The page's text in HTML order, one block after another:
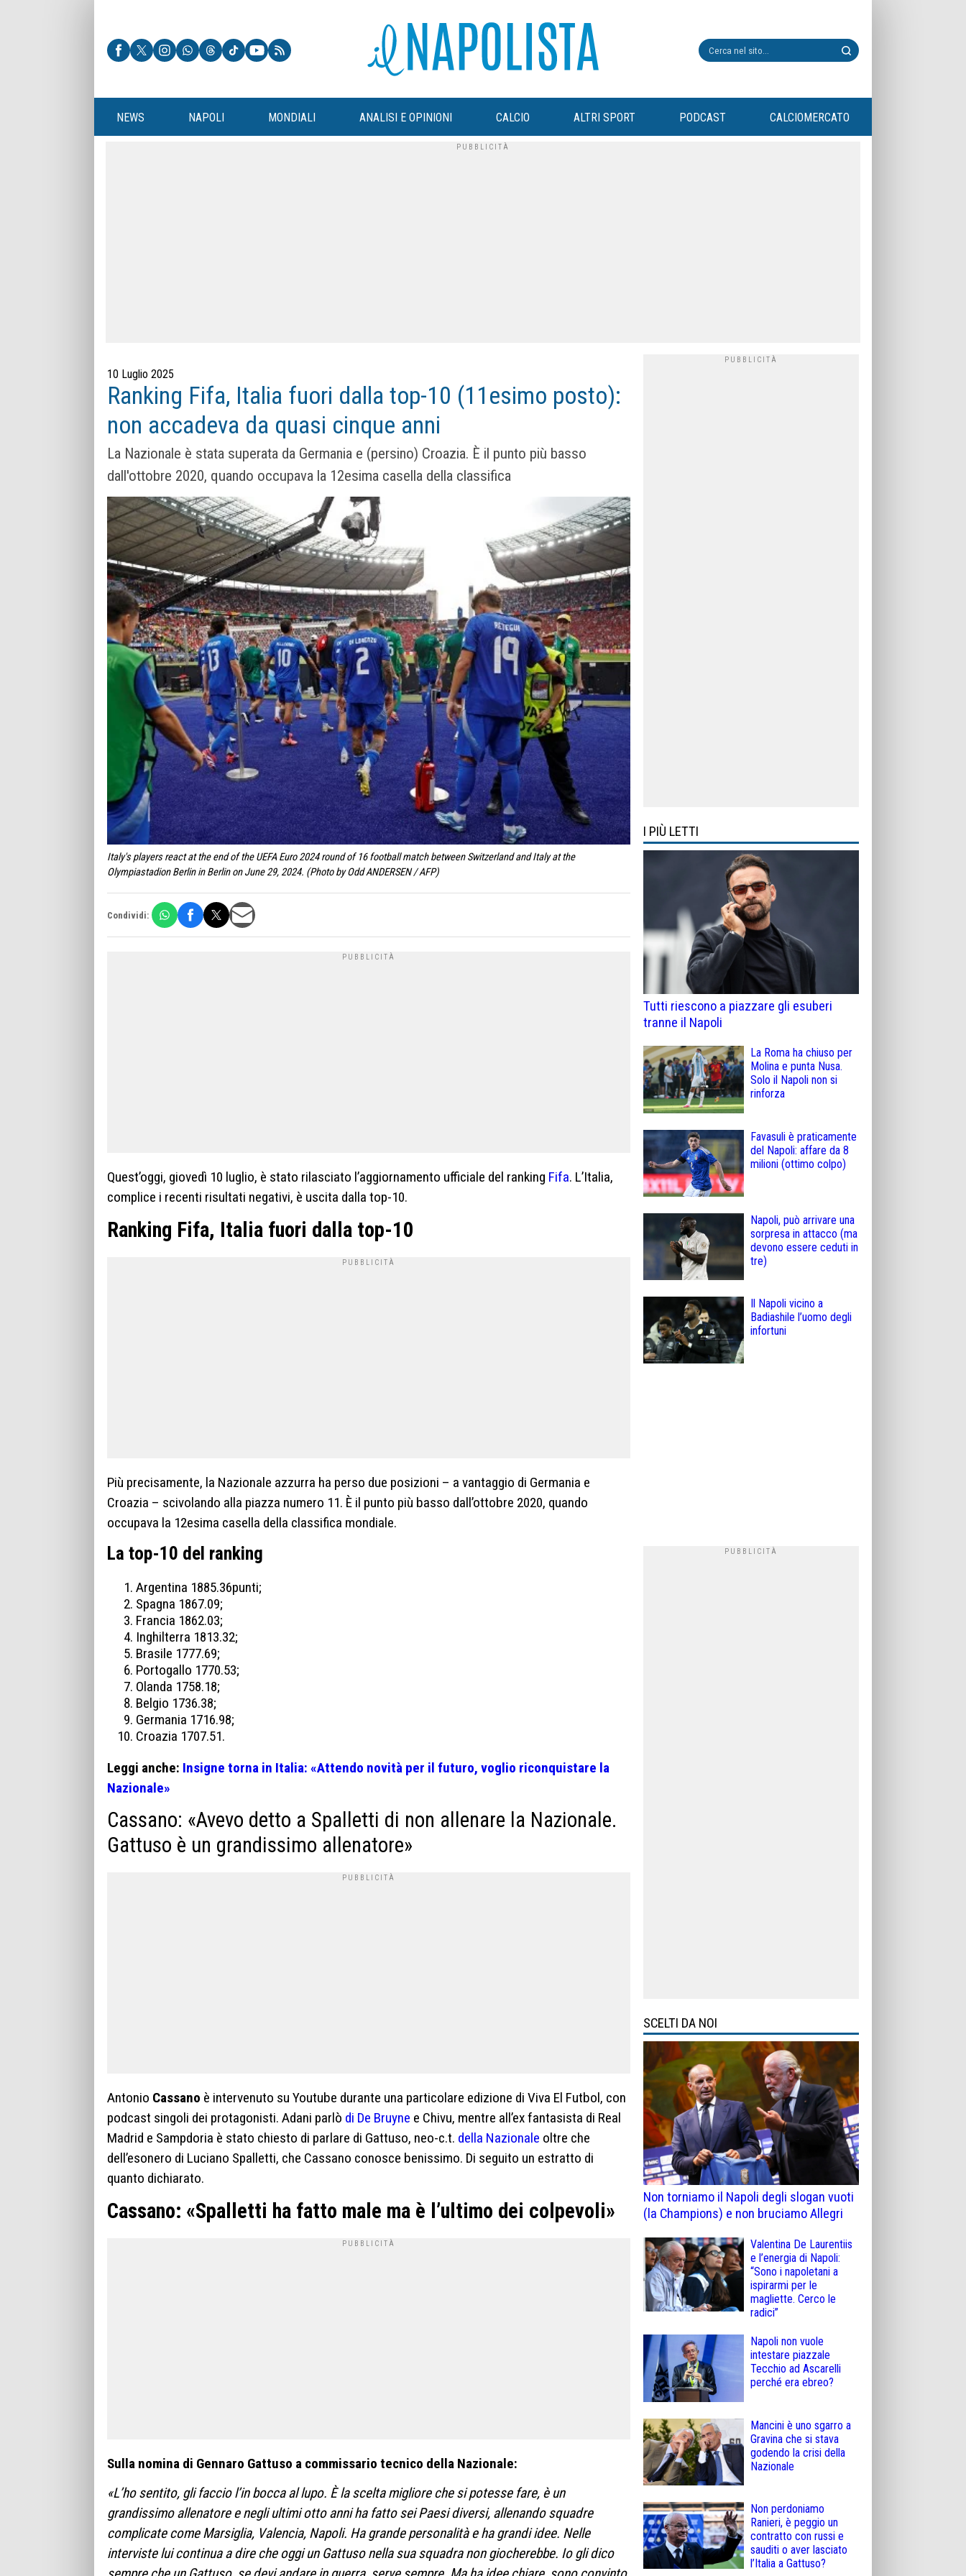
NEWS NAPOLI MONDIALI ANALISI E OPINIONI CALCIO ALTRI SPORT PODCAST CALCIOMERCATO
10 Luglio 2025
Ranking Fifa, Italia fuori dalla top-10 (11esimo posto):
non accadeva da quasi cinque anni
La Nazionale è stata superata da Germania e (persino) Croazia. È il punto più basso
dall'ottobre 2020, quando occupava la 12esima casella della classifica
Italy's players react at the end of the UEFA Euro 2024 round of 16 football match between Switzerland and Italy at the
Olympiastadion Berlin in Berlin on June 29, 2024. (Photo by Odd ANDERSEN / AFP)
Condividi:
Quest’oggi, giovedì 10 luglio, è stato rilasciato l’aggiornamento ufficiale del ranking Fifa. L’Italia,
complice i recenti risultati negativi, è uscita dalla top-10.
Ranking Fifa, Italia fuori dalla top-10
Più precisamente, la Nazionale azzurra ha perso due posizioni – a vantaggio di Germania e
Croazia – scivolando alla piazza numero 11. È il punto più basso dall’ottobre 2020, quando
occupava la 12esima casella della classifica mondiale.
La top-10 del ranking
Argentina 1885.36punti;
Spagna 1867.09;
Francia 1862.03;
Inghilterra 1813.32;
Brasile 1777.69;
Portogallo 1770.53;
Olanda 1758.18;
Belgio 1736.38;
Germania 1716.98;
Croazia 1707.51.
Leggi anche: Insigne torna in Italia: «Attendo novità per il futuro, voglio riconquistare la
Nazionale»
Cassano: «Avevo detto a Spalletti di non allenare la Nazionale.
Gattuso è un grandissimo allenatore»
Antonio Cassano è intervenuto su Youtube durante una particolare edizione di Viva El Futbol, con
podcast singoli dei protagonisti. Adani parlò di De Bruyne e Chivu, mentre all’ex fantasista di Real
Madrid e Sampdoria è stato chiesto di parlare di Gattuso, neo-c.t. della Nazionale oltre che
dell’esonero di Luciano Spalletti, che Cassano conosce benissimo. Di seguito un estratto di
quanto dichiarato.
Cassano: «Spalletti ha fatto male ma è l’ultimo dei colpevoli»
Sulla nomina di Gennaro Gattuso a commissario tecnico della Nazionale:
«L’ho sentito, gli faccio l’in bocca al lupo. È la scelta migliore che si potesse fare, è un
grandissimo allenatore e negli ultimi otto anni ha fatto sei Paesi diversi, allenando squadre
complicate come Marsiglia, Valencia, Napoli. Ha grande personalità e ha grandi idee. Nelle
interviste lui continua a dire che oggi un Gattuso nella sua squadra non giocherebbe. Io gli dico
I PIÙ LETTI
Tutti riescono a piazzare gli esuberi
tranne il Napoli
La Roma ha chiuso per
Molina e punta Nusa.
Solo il Napoli non si
rinforza
Favasuli è praticamente
del Napoli: affare da 8
milioni (ottimo colpo)
Napoli, può arrivare una
sorpresa in attacco (ma
devono essere ceduti in
tre)
Il Napoli vicino a
Badiashile l’uomo degli
infortuni
SCELTI DA NOI
Non torniamo il Napoli degli slogan vuoti
(la Champions) e non bruciamo Allegri
Valentina De Laurentiis
e l’energia di Napoli:
“Sono i napoletani a
ispirarmi per le
magliette. Cerco le
radici”
Napoli non vuole
intestare piazzale
Tecchio ad Ascarelli
perché era ebreo?
Mancini è uno sgarro a
Gravina che si stava
godendo la crisi della
Nazionale
Non perdoniamo
Ranieri, è peggio un
contratto con russi e
sauditi o aver lasciato
l’Italia a Gattuso?